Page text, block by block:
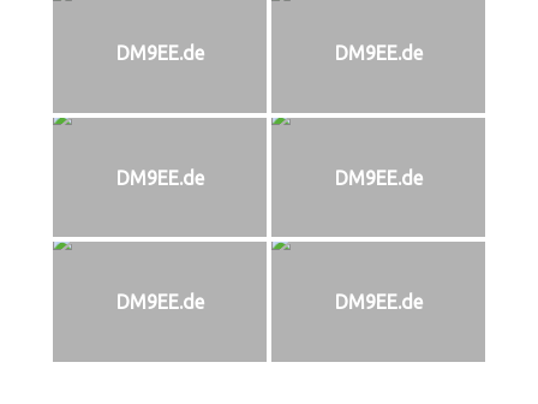
DM9EE.de DM9EE.de
DM9EE.de DM9EE.de
DM9EE.de DM9EE.de